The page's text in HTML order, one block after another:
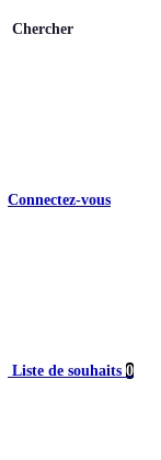
Chercher
Connectez-vous
Liste de souhaits 0